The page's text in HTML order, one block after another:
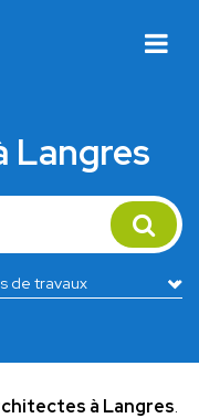
Langres
à Langres.